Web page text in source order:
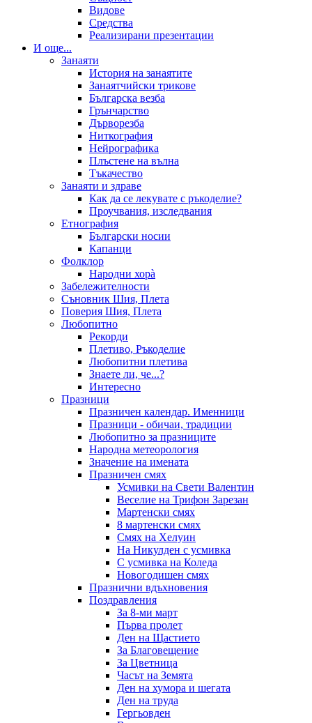
Видове
Средства
Реализирани презентации
И още...
Занаяти
История на занаятите
Занаятчийски трикове
Българска везба
Грънчарство
Дърворезба
Ниткография
Нейрографика
Плъстене на вълна
Тъкачество
Занаяти и здраве
Как да се лекувате с ръкоделие?
Проучвания, изследвания
Етнография
Български носии
Капанци
Фолклор
Народни хорà
Забележителности
Съновник Шия, Плета
Поверия Шия, Плета
Любопитно
Рекорди
Плетиво, Ръкоделие
Любопитни плетива
Знаете ли, че...?
Интересно
Празници
Празничен календар. Именници
Празници - обичаи, традиции
Любопитно за празниците
Народна метеорология
Значение на имената
Празничен смях
Усмивки на Свети Валентин
Веселие на Трифон Зарезан
Мартенски смях
8 мартенски смях
Смях на Хелуин
На Никулден с усмивка
С усмивка на Коледа
Новогодишен смях
Празнични вдъхновения
Поздравления
За 8-ми март
Първа пролет
Ден на Щастието
За Благовещение
За Цветница
Часът на Земята
Ден на хумора и шегата
Ден на труда
Гергьовден